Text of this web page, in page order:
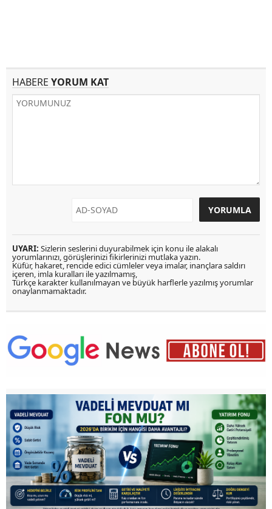
HABERE YORUM KAT
UYARI: Sizlerin seslerini duyurabilmek için konu ile alakalı
yorumlarınızı, görüşlerinizi fikirlerinizi mutlaka yazın.
Küfür, hakaret, rencide edici cümleler veya imalar, inançlara saldırı
içeren, imla kuralları ile yazılmamış,
Türkçe karakter kullanılmayan ve büyük harflerle yazılmış yorumlar
onaylanmamaktadır.